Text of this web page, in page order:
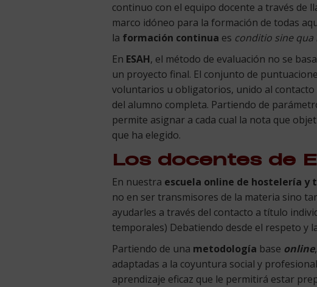
continuo con el equipo docente a través de
marco idóneo para la formación de todas
la formación continua es conditio sine qua
En ESAH, el método de evaluación no se
un proyecto final. El conjunto de
voluntarios u obligatorios, unido al
del alumno completa. Partiendo de
permite asignar a cada cual la nota que
que ha elegido.
Los docentes de
En nuestra escuela online de hostelería y
no en ser transmisores de la materia sino
ayudarles a través del contacto a título
temporales) Debatiendo desde el respeto y
Partiendo de una metodología base online
adaptadas a la coyuntura social y
aprendizaje eficaz que le permitirá estar